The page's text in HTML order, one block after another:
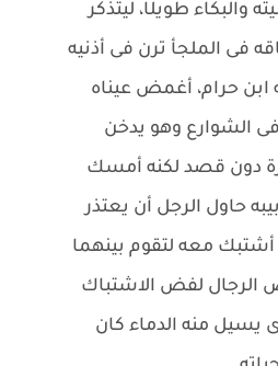
والبكاء طويلًا، ليتذكر
فى الملجأ ترن فى أذنيه
ابن حرام، أغمض عيناه
الشوارع وهو يدخن
دون قصد لكنه أمسك
حاول الرجل أن يعتذر
أشتبك معه لتقوم بينهما
الرجال لفض الاشتباك
يسيل منه الدماء كان